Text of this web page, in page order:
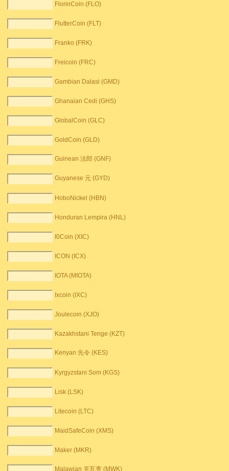
FlorinCoin (FLO)
FlutterCoin (FLT)
Franko (FRK)
Freicoin (FRC)
Gambian Dalasi (GMD)
Ghanaian Cedi (GHS)
GlobalCoin (GLC)
GoldCoin (GLD)
Guinean 法郎 (GNF)
Guyanese 元 (GYD)
HoboNickel (HBN)
Honduran Lempira (HNL)
I0Coin (XIC)
ICON (ICX)
IOTA (MIOTA)
Ixcoin (IXC)
Joulecoin (XJO)
Kazakhstani Tenge (KZT)
Kenyan 先令 (KES)
Kyrgyzstani Som (KGS)
Lisk (LSK)
Litecoin (LTC)
MaidSafeCoin (XMS)
Maker (MKR)
Malawian 克瓦查 (MWK)